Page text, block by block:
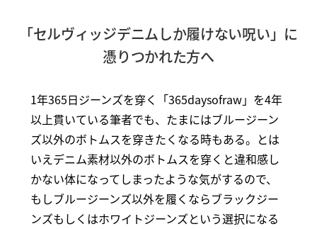
「セルヴィッジデニムしか履けない呪い」に
憑りつかれた方へ
1年365日ジーンズを穿く「365daysofraw」を4年
以上貫いている筆者でも、たまにはブルージーン
ズ以外のボトムスを穿きたくなる時もある。とは
いえデニム素材以外のボトムスを穿くと違和感し
かない体になってしまったような気がするので、
もしブルージーンズ以外を履くならブラックジー
ンズもしくはホワイトジーンズという選択になる